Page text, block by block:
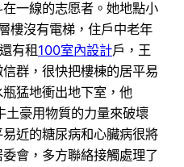
一線的志愿者。她地點小
樓沒有電梯，住戶中老年
有租 100室內設計戶，王
群，很快把樓棟的居平易
猛地衝出地下室，他
土豪用物質的力量來破壞
近的糖尿病和心臟病很將
會，多方聯絡接觸處理了